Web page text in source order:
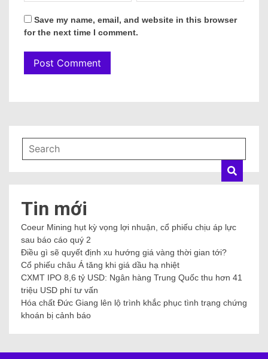
Save my name, email, and website in this browser
for the next time I comment.
Tin mới
Coeur Mining hụt kỳ vọng lợi nhuận, cổ phiếu chịu áp lực
sau báo cáo quý 2
Điều gì sẽ quyết định xu hướng giá vàng thời gian tới?
Cổ phiếu châu Á tăng khi giá dầu hạ nhiệt
CXMT IPO 8,6 tỷ USD: Ngân hàng Trung Quốc thu hơn 41
triệu USD phí tư vấn
Hóa chất Đức Giang lên lộ trình khắc phục tình trạng chứng
khoán bị cảnh báo